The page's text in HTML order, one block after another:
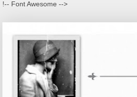
!-- Font Awesome -->